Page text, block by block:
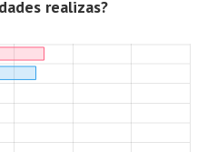
realizas?